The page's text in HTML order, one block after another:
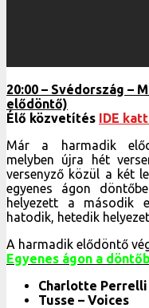
20:00 – Svédország –
elődöntő)
Élő közvetítés IDE
Már a harmadik
melyben újra hét
versenyző közül a két
egyenes ágon
helyezett a második
hatodik, hetedik
A harmadik elődöntő
Egyenes ágon a
Charlotte
Tusse – Voices